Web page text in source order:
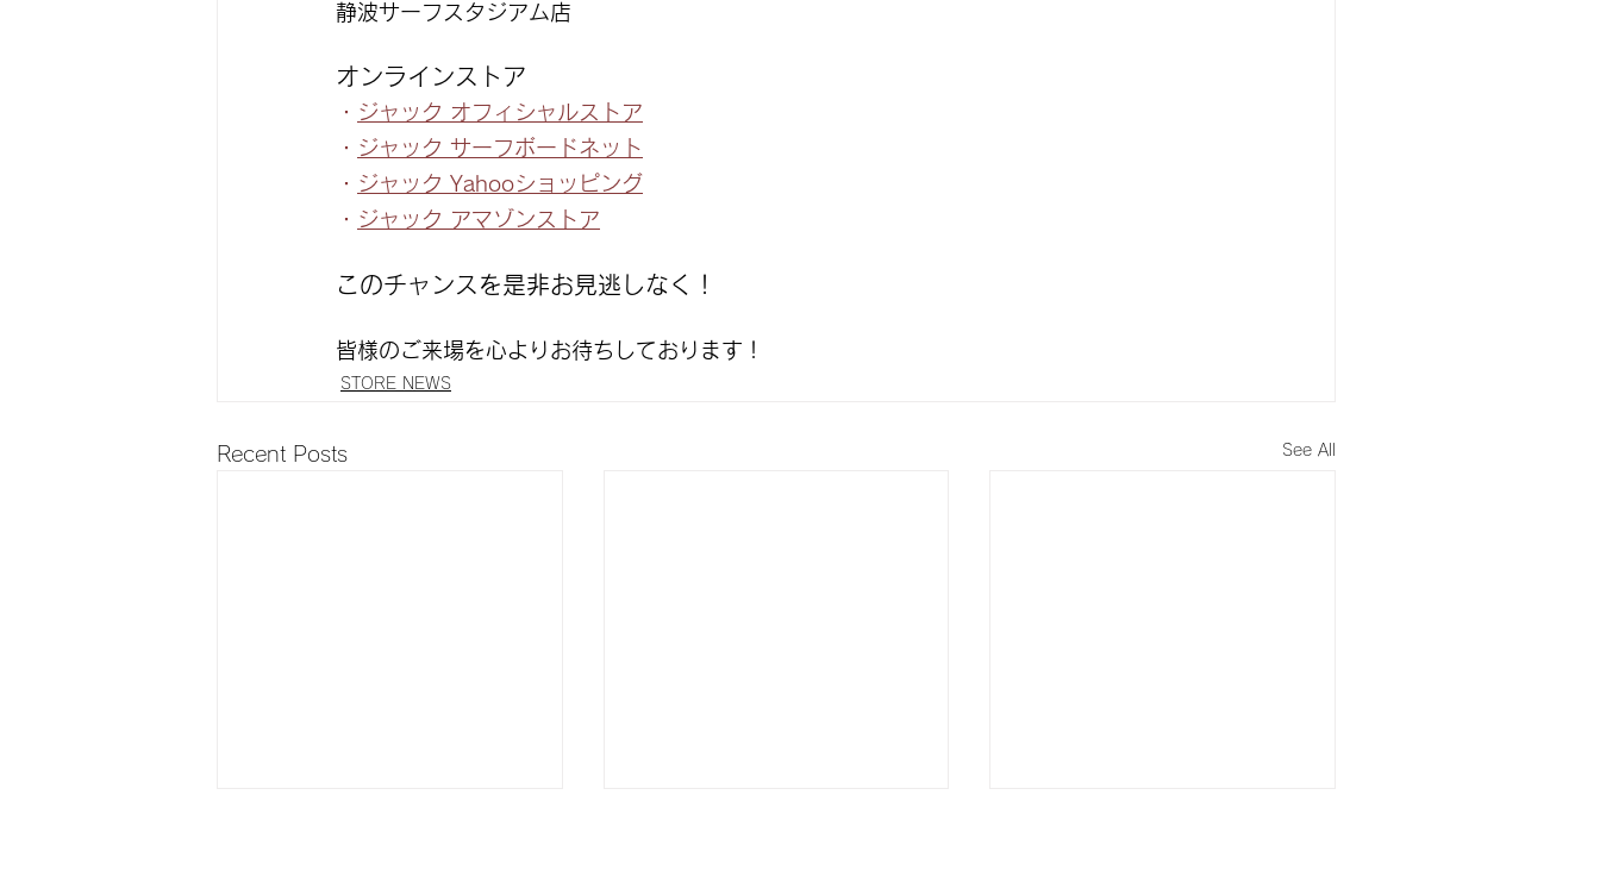
静波サーフスタジアム店
オンラインストア
・ ジャック オフィシャルストア
・ ジャック サーフボードネット
・ ジャック Yahooショッピング
・ ジャック アマゾンストア
このチャンスを是非お見逃しなく！
皆様のご来場を心よりお待ちしております！
STORE NEWS
Recent Posts See All